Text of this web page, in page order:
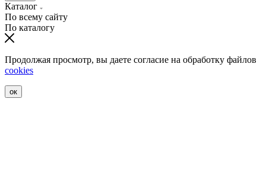
Каталог
По всему сайту
По каталогу
Продолжая просмотр, вы даете согласие на обработку файлов
cookies
ок